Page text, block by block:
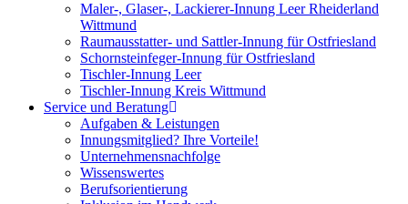
Maler-, Glaser-, Lackierer-Innung Leer Rheiderland
Wittmund
Raumausstatter- und Sattler-Innung für Ostfriesland
Schornsteinfeger-Innung für Ostfriesland
Tischler-Innung Leer
Tischler-Innung Kreis Wittmund
Service und Beratung
Aufgaben & Leistungen
Innungsmitglied? Ihre Vorteile!
Unternehmensnachfolge
Wissenswertes
Berufsorientierung